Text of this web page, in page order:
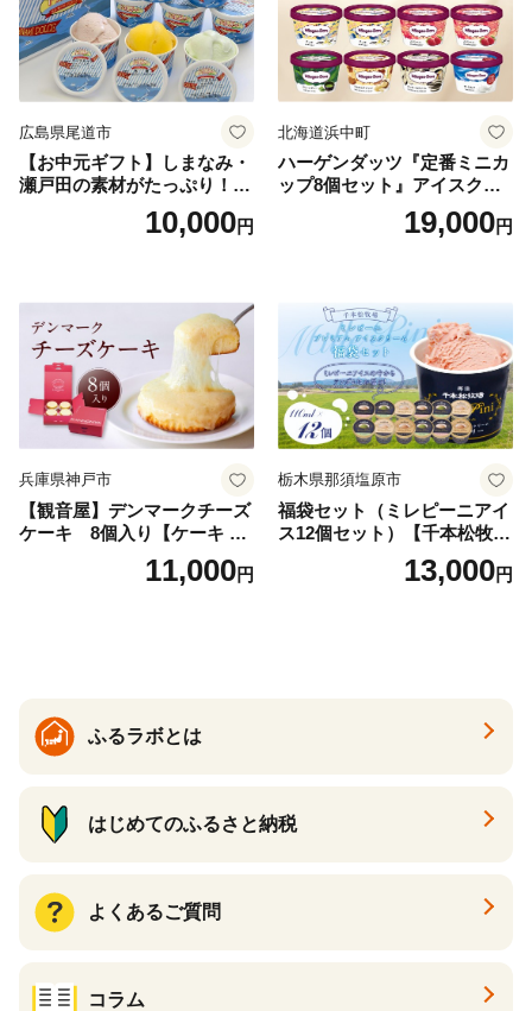
広島県尾道市
【お中元ギフト】しまなみ・
瀬戸田の素材がたっぷり！ジ
10,000円
北海道浜中町
ハーゲンダッツ『定番ミニカ
ップ8個セット』アイスクリ
ーム アイス スイーツ デザー
19,000円
兵庫県神戸市
【観音屋】デンマークチーズ
ケーキ 8個入り【ケーキ チ
ーズケーキ 人気スイーツ お
すすめスイーツ 神戸スイー
11,000円
栃木県那須塩原市
福袋セット（ミレピーニアイ
ス12個セット）【千本松牧
場】 ns025-014-12 【デザー
ト 詰め合わせ ギフト】
13,000円
ふるラボとは
はじめてのふるさと納税
よくあるご質問
コラム